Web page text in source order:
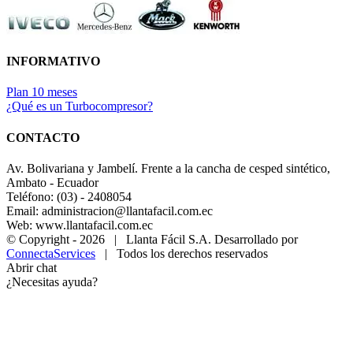
INFORMATIVO
Plan 10 meses
¿Qué es un Turbocompresor?
CONTACTO
Av. Bolivariana y Jambelí. Frente a la cancha de cesped sintético,
Ambato - Ecuador
Teléfono: (03) - 2408054
Email: administracion@llantafacil.com.ec
Web: www.llantafacil.com.ec
© Copyright - 2026 | Llanta Fácil S.A. Desarrollado por
ConnectaServices | Todos los derechos reservados
Abrir chat
¿Necesitas ayuda?